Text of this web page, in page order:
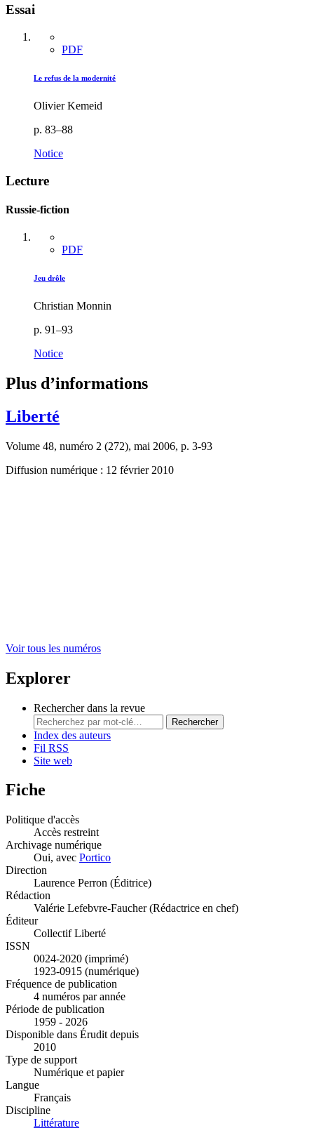
Essai
PDF
Le refus de la modernité
Olivier Kemeid
p. 83–88
Notice
Lecture
Russie-fiction
PDF
Jeu drôle
Christian Monnin
p. 91–93
Notice
Plus d’informations
Liberté
Volume 48, numéro 2 (272), mai 2006, p. 3-93
Diffusion numérique : 12 février 2010
Voir tous les numéros
Explorer
Rechercher dans la revue
Rechercher
Index des auteurs
Fil RSS
Site web
Fiche
Politique d'accès
Accès restreint
Archivage numérique
Oui, avec Portico
Direction
Laurence Perron (Éditrice)
Rédaction
Valérie Lefebvre-Faucher (Rédactrice en chef)
Éditeur
Collectif Liberté
ISSN
0024-2020 (imprimé)
1923-0915 (numérique)
Fréquence de publication
4 numéros par année
Période de publication
1959 - 2026
Disponible dans Érudit depuis
2010
Type de support
Numérique et papier
Langue
Français
Discipline
Littérature